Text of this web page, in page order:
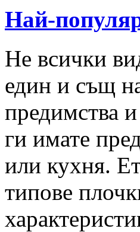
Най-
Не всички
един и същ
предимства
ги имате
или кухня.
типове